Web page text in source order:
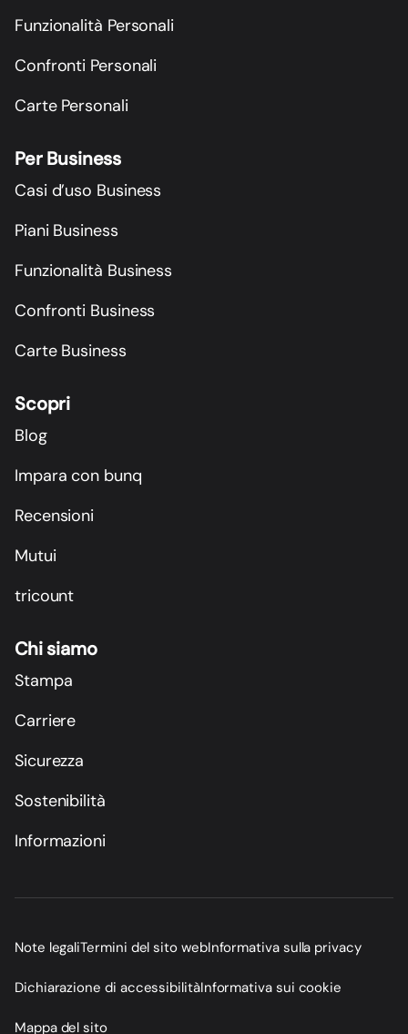
Funzionalità Personali
Confronti Personali
Carte Personali
Per Business
Casi d’uso Business
Piani Business
Funzionalità Business
Confronti Business
Carte Business
Scopri
Blog
Impara con bunq
Recensioni
Mutui
tricount
Chi siamo
Stampa
Carriere
Sicurezza
Sostenibilità
Informazioni
Note legaliTermini del sito webInformativa sulla privacy
Dichiarazione di accessibilitàInformativa sui cookie
Mappa del sito